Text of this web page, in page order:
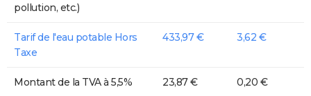
pollution, etc.)
Tarif de l'eau potable Hors
Taxe
433,97 € 3,62 €
Montant de la TVA à 5,5% 23,87 € 0,20 €